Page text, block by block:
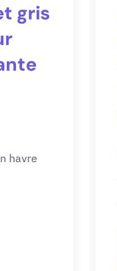
gris
havre